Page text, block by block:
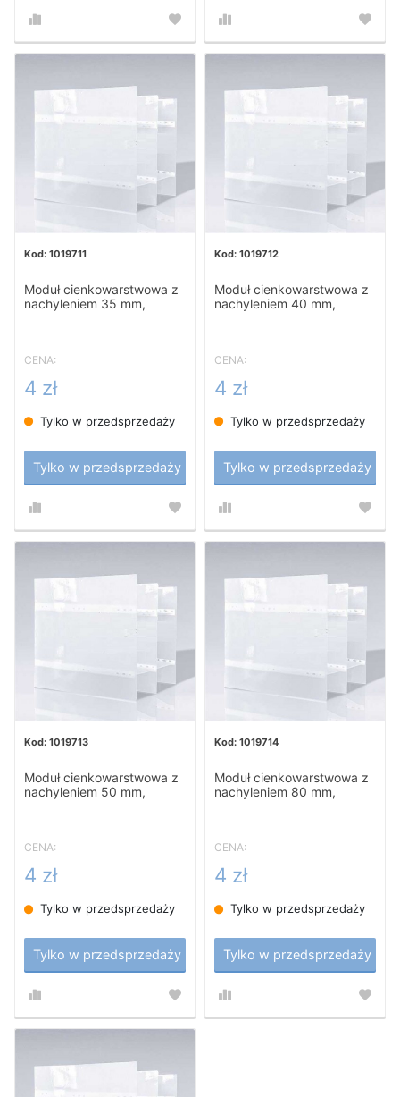
1019711
Moduł cienkowarstwowa z
nachyleniem 35 mm,
CENA:
4 zł
Tylko w przedsprzedaży
Tylko w przedsprzedaży
1019712
Moduł cienkowarstwowa z
nachyleniem 40 mm,
CENA:
4 zł
Tylko w przedsprzedaży
Tylko w przedsprzedaży
1019713
Moduł cienkowarstwowa z
nachyleniem 50 mm,
CENA:
4 zł
Tylko w przedsprzedaży
Tylko w przedsprzedaży
1019714
Moduł cienkowarstwowa z
nachyleniem 80 mm,
CENA:
4 zł
Tylko w przedsprzedaży
Tylko w przedsprzedaży